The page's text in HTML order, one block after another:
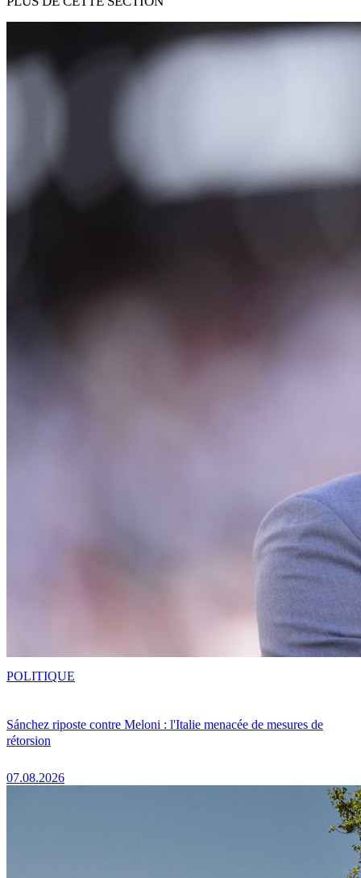
Sánchez riposte contre Meloni : l'Italie menacée de mesures de
rétorsion
07.08.2026
POLITIQUE